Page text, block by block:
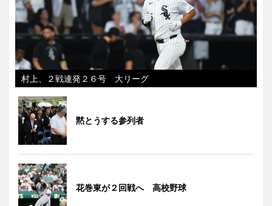
村上、２戦連発２６号 大リーグ
黙とうする参列者
花巻東が２回戦へ 高校野球